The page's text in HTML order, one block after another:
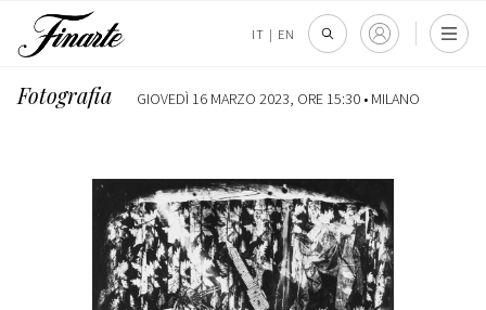
IT | EN
Fotografia GIOVEDÌ 16 MARZO 2023, ORE 15:30 • MILANO